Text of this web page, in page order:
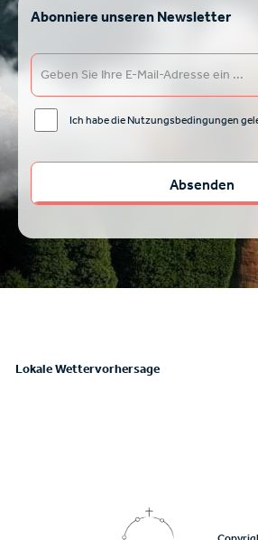
Abonniere unseren Newsletter
Ich habe die Nutzungsbedingungen
Lokale Wettervorhersage